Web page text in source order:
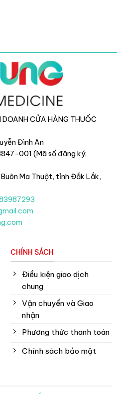
CỬA HÀNG THUỐC
Đình An
001 (Mã số đăng ký:
Ma Thuột, tỉnh Đắk Lắk,
CHÍNH SÁCH
Điều kiện giao dịch
chung
Vận chuyển và Giao
nhận
Phương thức thanh toán
Chính sách bảo mật